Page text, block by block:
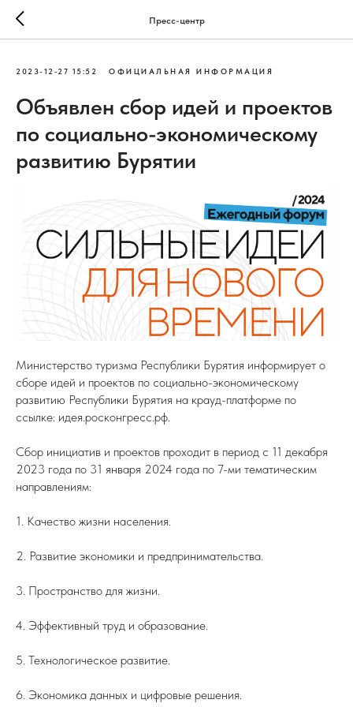
Пресс-центр
2023-12-27 15:52 ОФИЦИАЛЬНАЯ ИНФОРМАЦИЯ
Объявлен сбор идей и проектов
по социально-экономическому
развитию Бурятии
Министерство туризма Республики Бурятия информирует о
сборе идей и проектов по социально-экономическому
развитию Республики Бурятия на крауд-платформе по
ссылке: идея.росконгресс.рф.
Сбор инициатив и проектов проходит в период с 11 декабря
2023 года по 31 января 2024 года по 7-ми тематическим
направлениям:
1. Качество жизни населения.
2. Развитие экономики и предпринимательства.
3. Пространство для жизни.
4. Эффективный труд и образование.
5. Технологическое развитие.
6. Экономика данных и цифровые решения.